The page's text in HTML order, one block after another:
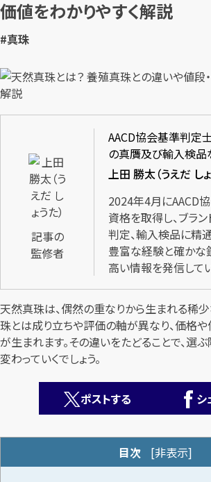
カンタン無料
価値をわかりやすく解説
#真珠
記事の
監修者
AACD協会基準判定士
の真贋及び輸入検品
上田 勝太（うえだ しょ
2024年4月にAACD
資格を取得し、ブラ
判定、輸入検品に精通
豊富な経験と確か
高い情報を発信して
天然真珠は、偶然の重なりから生まれる稀
珠とは成り立ちや評価の軸が異なり、価格
が生まれます。その違いをたどることで、選
変わっていくでしょう。
ポストする シ
目次 [非表示]